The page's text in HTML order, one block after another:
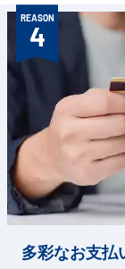
REASON
4
多彩なお支払